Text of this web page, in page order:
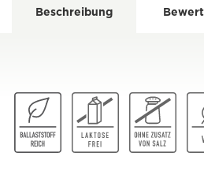
Beschreibung